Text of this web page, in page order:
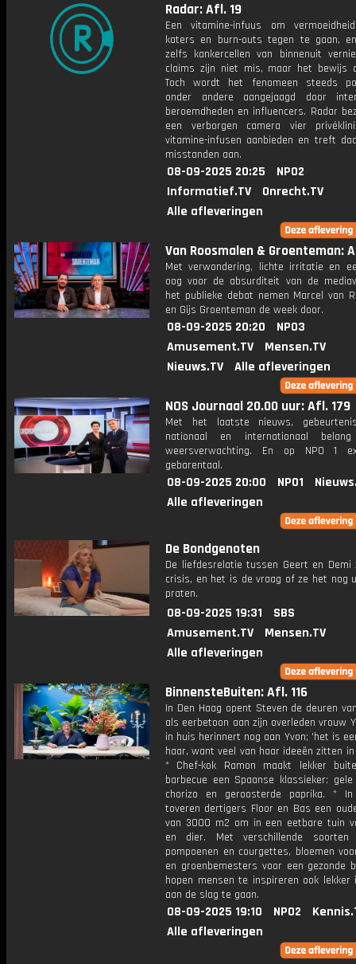
Radar: Afl. 19
Een vitamine-infuus om
katers en burn-outs tegen te gaan,
zelfs kankercellen van binnenuit
claims zijn niet mis, maar het bewijs
Toch wordt het fenomeen steeds
onder andere aangejaagd door
beroemdheden en influencers. Radar
een verborgen camera vier
vitamine-infusen aanbieden en treft
misstanden aan.
08-09-2025 20:25
NPO2
Informatief.TV
Onrecht.TV
Alle afleveringen
Van Roosmalen & Groenteman:
Met verwondering, lichte irritatie en
oog voor de absurditeit van de
het publieke debat nemen Marcel van
en Gijs Groenteman de week door.
08-09-2025 20:20
NPO3
Amusement.TV
Mensen.TV
Nieuws.TV
Alle afleveringen
NOS Journaal 20.00 uur: Afl. 179
Met het laatste nieuws,
nationaal en internationaal
weersverwachting. En op NPO 1
gebarentaal.
08-09-2025 20:00 NPO1
Alle afleveringen
De Bondgenoten
De liefdesrelatie tussen Geert en
crisis, en het is de vraag of ze het nog
praten.
08-09-2025 19:31
SBS
Amusement.TV
Mensen.TV
Alle afleveringen
BinnensteBuiten: Afl. 116
In Den Haag opent Steven de deuren
als eerbetoon aan zijn overleden vrouw
in huis herinnert nog aan Yvon; 'het is
haar, want veel van haar ideeën zitten
* Chef-kok Ramon maakt lekker
barbecue een Spaanse klassieker:
chorizo en geroosterde paprika. * In
toveren dertigers Floor en Bas een
van 3000 m2 om in een eetbare tuin
en dier. Met verschillende soorten
pompoenen en courgettes, bloemen
en groenbemesters voor een gezonde
hopen mensen te inspireren ook lekker
aan de slag te gaan.
08-09-2025 19:10 NPO2
Alle afleveringen